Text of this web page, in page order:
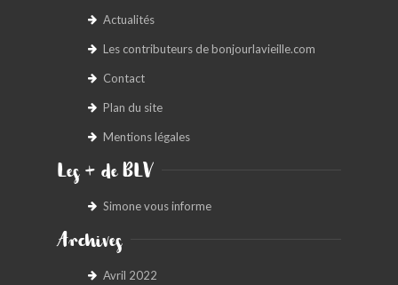
Actualités
Les contributeurs de bonjourlavieille.com
Contact
Plan du site
Mentions légales
Les + de BLV
Simone vous informe
Archives
Avril 2022